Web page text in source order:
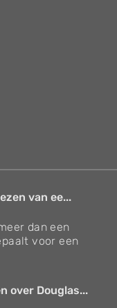
van ee...
dan een
voor een
over Douglas...